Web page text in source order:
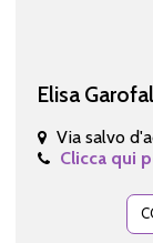
Elisa
Via salvo
Clicca qui